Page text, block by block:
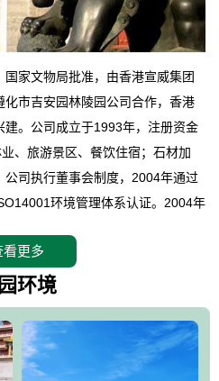
家文物局批准，由香港宣威集团
市吉安园林陵园公司合作，香港
。公司成立于1993年，注册资金
、旅游景区、餐饮住宿；石材加
司执行董事会制度，2004年通过
环境管理体系认证。2004年
园，园内建有四星级酒店一座。
界文化遗产清东陵地形墙内，地
。公司以“建设全国顶级人生后花
标，以海外归侨、国内外知名人士
游参观构成其主要使用功能；以苍
看更多
环境